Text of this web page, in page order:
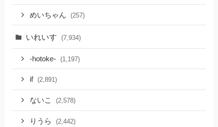
めいちゃん (257)
いれいす (7,934)
-hotoke- (1,197)
if (2,891)
ないこ (2,578)
りうら (2,442)